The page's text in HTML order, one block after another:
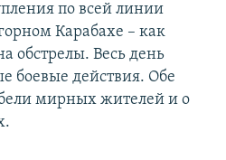
по всей линии
Карабахе – как
обстрелы. Весь день
боевые действия. Обе
мирных жителей и о